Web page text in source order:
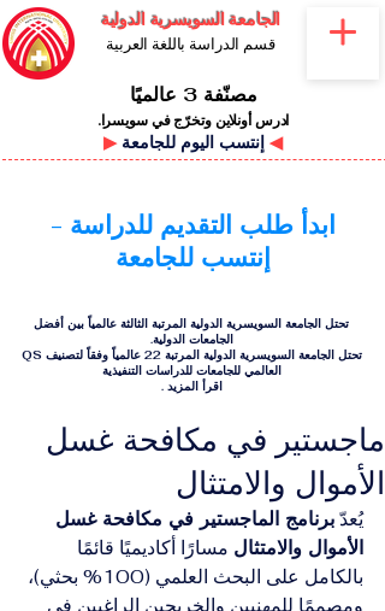
الجامعة السويسرية الدولية
قسم الدراسة باللغة العربية
مصنّفة 3 عالميًا
ادرس أونلاين وتخرّج في سويسرا.
▶ ◀
ابدأ طلب التقديم للدراسة -
إنتسب للجامعة
تحتل الجامعة السويسرية الدولية المرتبة الثالثة عالمياً بين أفضل
الجامعات الدولية.
تحتل الجامعة السويسرية الدولية المرتبة 22 عالمياً وفقاً لتصنيف QS
العالمي للجامعات للدراسات التنفيذية
اقرأ المزيد .
ماجستير في مكافحة غسل
الأموال والامتثال
يُعدّ برنامج الماجستير في مكافحة غسل
الأموال والامتثال مسارًا أكاديميًا قائمًا
بالكامل على البحث العلمي (100% بحثي)،
ومصممًا للمهنيين والخريجين الراغبين في